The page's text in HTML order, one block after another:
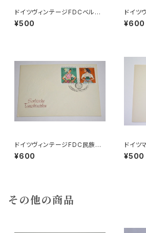
ドイツヴィンテージFDCベルリ
ンa
¥500
ドイツ
装b●ゾ
¥600
ドイツヴィンテージFDC民族衣
装a●ゾルブ1971旧東DDR
¥600
ドイツ
イプチ
¥500
その他の商品